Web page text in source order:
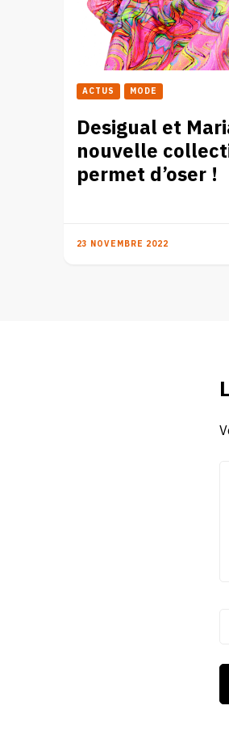
ACTUS MODE
Desigual et
nouvelle
permet d’oser !
23 NOVEMBRE 2022